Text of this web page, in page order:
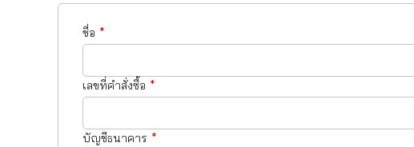
ชื่อ *
เลขที่คำสั่งซื้อ *
บัญชีธนาคาร *